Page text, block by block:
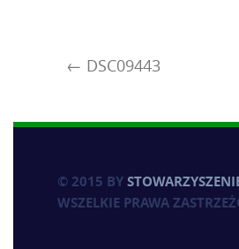
DSC09443
© 2015 BY
WSZELKIE PRAWA